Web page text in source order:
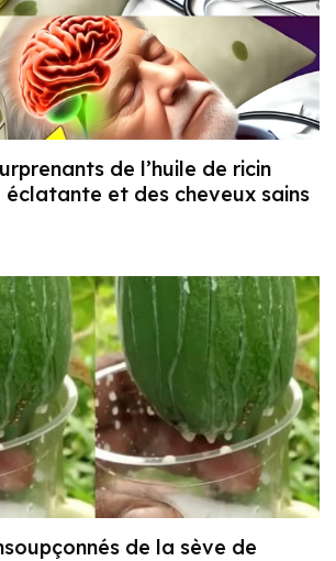
de l’huile de ricin
éclatante et des cheveux sains
de la sève de